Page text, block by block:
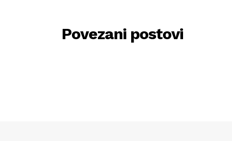
Povezani postovi